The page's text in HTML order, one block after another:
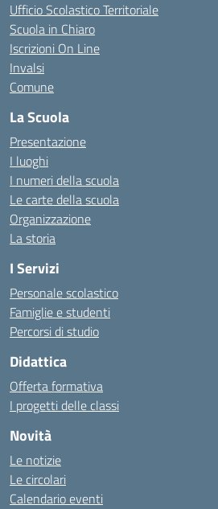
Ufficio Scolastico Territoriale
Scuola in Chiaro
Iscrizioni On Line
Invalsi
Comune
La Scuola
Presentazione
I luoghi
I numeri della scuola
Le carte della scuola
Organizzazione
La storia
I Servizi
Personale scolastico
Famiglie e studenti
Percorsi di studio
Didattica
Offerta formativa
I progetti delle classi
Novità
Le notizie
Le circolari
Calendario eventi